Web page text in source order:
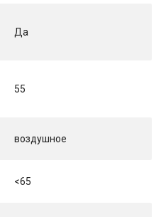
Да
55
воздушное
<65